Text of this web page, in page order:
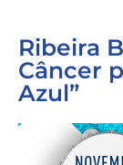
Ribeira
Câncer
Azul”